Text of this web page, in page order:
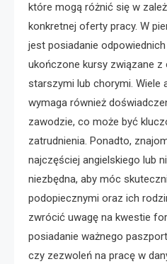
które mogą różnić się w
konkretnej oferty pracy. W
jest posiadanie
ukończone kursy związane z
starszymi lub chorymi. Wiele
wymaga również
zawodzie, co może być
zatrudnienia. Ponadto,
najczęściej angielskiego lub
niezbędna, aby móc
podopiecznymi oraz ich
zwrócić uwagę na kwestie
posiadanie ważnego
czy zezwoleń na pracę w